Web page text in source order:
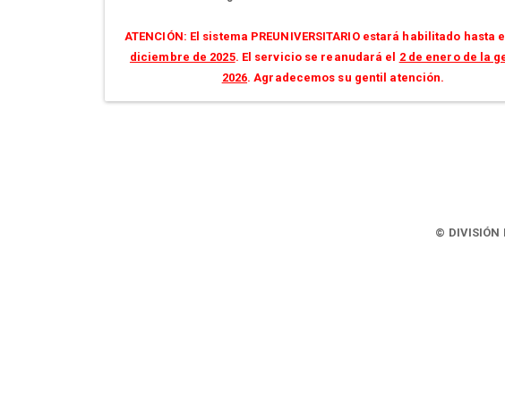
ATENCIÓN: El sistema PREUNIVERSITARIO estará habilitado hasta
diciembre de 2025. El servicio se reanudará el 2 de enero de la
2026. Agradecemos su gentil atención.
© DIVISIÓN